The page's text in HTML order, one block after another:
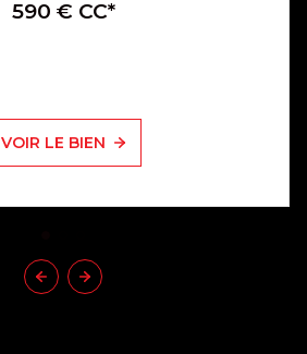
590 € CC*
VOIR LE BIEN